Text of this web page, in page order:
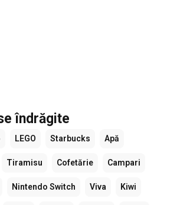
îndrăgite
LEGO Starbucks Apă
Tiramisu Cofetărie Campari
Nintendo Switch Viva Kiwi